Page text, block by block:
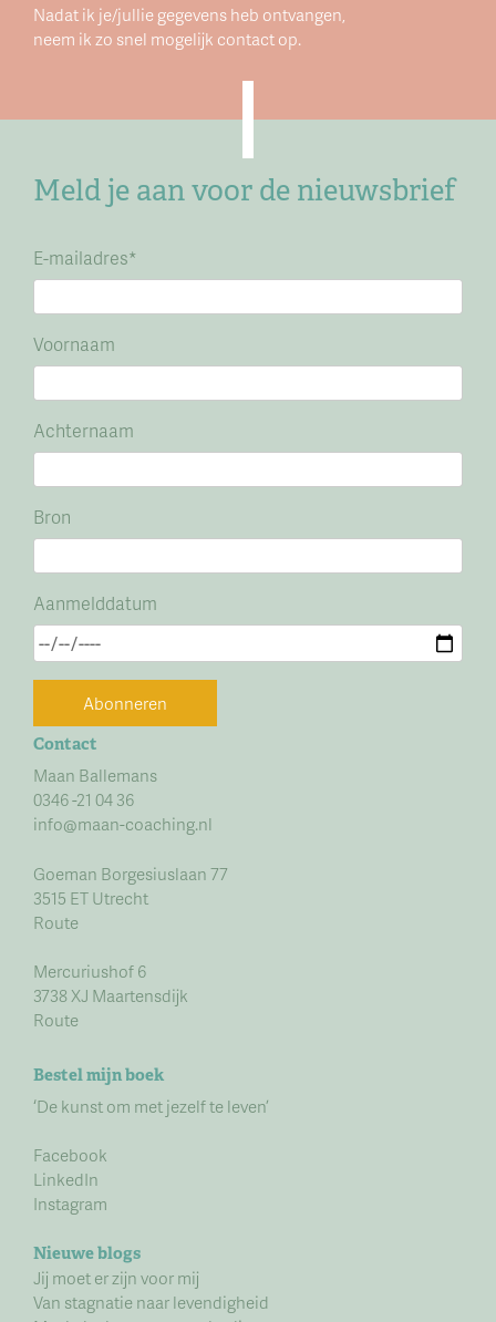
Nadat ik je/jullie gegevens heb ontvangen,
neem ik zo snel mogelijk contact op.
Meld je aan voor de nieuwsbrief
E-mailadres*
Voornaam
Achternaam
Bron
Aanmelddatum
Abonneren
Contact
Maan Ballemans
0346 -21 04 36
info@maan-coaching.nl
Goeman Borgesiuslaan 77
3515 ET Utrecht
Route
Mercuriushof 6
3738 XJ Maartensdijk
Route
Bestel mijn boek
‘De kunst om met jezelf te leven’
Facebook
LinkedIn
Instagram
Nieuwe blogs
Jij moet er zijn voor mij
Van stagnatie naar levendigheid